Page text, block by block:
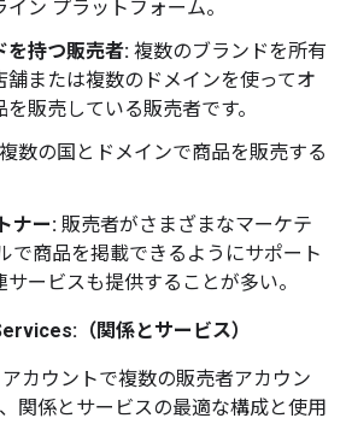
ン プラットフォーム。
を持つ販売者: 複数のブランドを所有
舗または複数のドメインを使ってオ
販売している販売者です。
複数の国とドメインで商品を販売する
ナー: 販売者がさまざまなマーケテ
で商品を掲載できるようにサポート
ービスも提供することが多い。
（関係とサービス）
カウントで複数の販売者アカウン
関係とサービスの最適な構成と使用